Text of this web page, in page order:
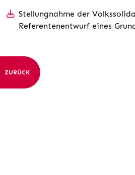
Stellungnahme der
Referentenentwurf eines
ZURÜCK